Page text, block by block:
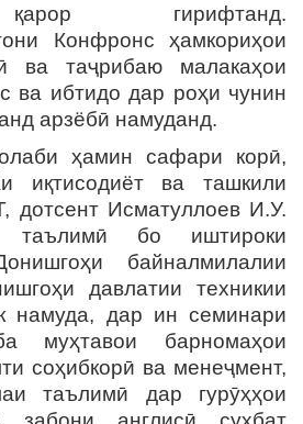
гирифтанд.
Конфронс ҳамкориҳои
ва таҷрибаю малакаҳои
ва ибтидо дар роҳи чунин
арзёбӣ намуданд.
ҳамин сафари корӣ,
иқтисодиёт ва ташкили
дотсент Исматуллоев И.У.
таълимӣ бо иштироки
байналмилалии
давлатии техникии
намуда, дар ин семинари
муҳтавои барномаҳои
соҳибкорӣ ва менеҷмент,
таълимӣ дар гурӯҳҳои